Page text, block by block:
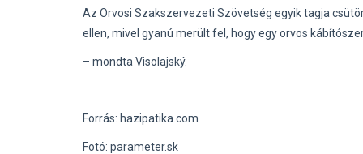
Az Orvosi Szakszervezeti Szövetség egyik tagja
ellen, mivel gyanú merült fel, hogy egy orvos
– mondta Visolajský.
Forrás: hazipatika.com
Fotó: parameter.sk